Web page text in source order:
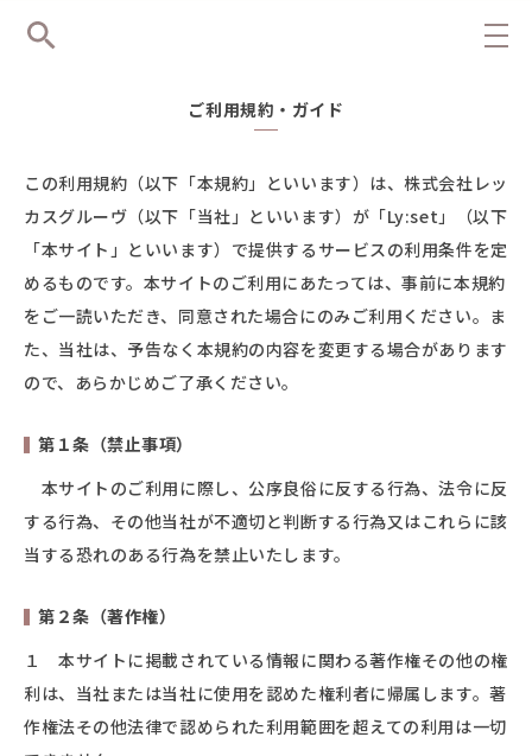
ご利用規約・ガイド
この利用規約（以下「本規約」といいます）は、株式会社レッ
カスグルーヴ（以下「当社」といいます）が「Ly:set」（以下
「本サイト」といいます）で提供するサービスの利用条件を定
めるものです。本サイトのご利用にあたっては、事前に本規約
をご一読いただき、同意された場合にのみご利用ください。ま
た、当社は、予告なく本規約の内容を変更する場合があります
ので、あらかじめご了承ください。
第１条（禁止事項）
本サイトのご利用に際し、公序良俗に反する行為、法令に反
する行為、その他当社が不適切と判断する行為又はこれらに該
当する恐れのある行為を禁止いたします。
第２条（著作権）
１ 本サイトに掲載されている情報に関わる著作権その他の権
利は、当社または当社に使用を認めた権利者に帰属します。著
作権法その他法律で認められた利用範囲を超えての利用は一切